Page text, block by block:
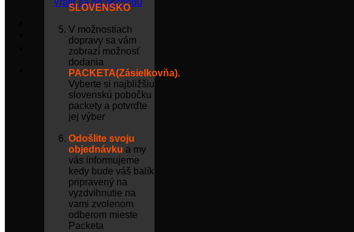
Vrátiť sa do obchodu
SLOVENSKO
V možnostiach
dopravy sa vám
zobrazí možnosť
dodania
PACKETA(Zásielkovňa).
Vyberte si najbližšiu
slovenskú pobočku
packety a potvrďte
jej výber
Odošlite svoju
objednávku a my
vás informujeme
kedy bude váš balík
pripravený na
vyzdvihnutie na
vami zvolenom
odberom mieste
Packeta